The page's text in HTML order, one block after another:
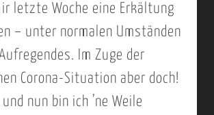
letzte Woche eine Erkältung
– unter normalen Umständen
Im Zuge der
Corona-Situation aber doch!
und nun bin ich ’ne Weile